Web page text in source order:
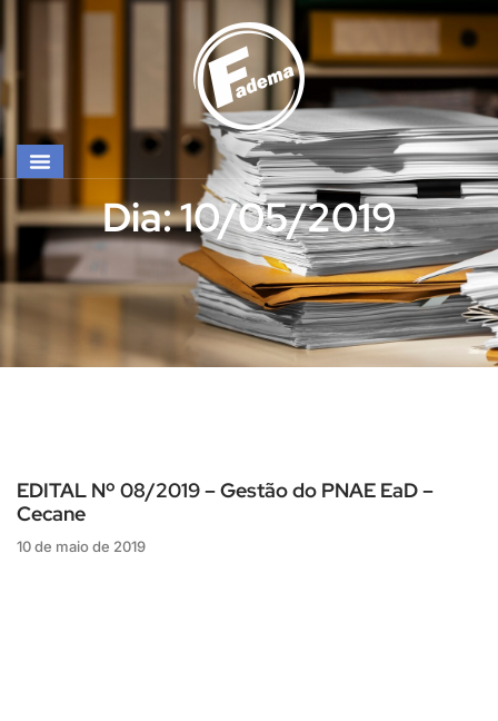
Dia: 10/05/2019
EDITAL Nº 08/2019 – Gestão do PNAE EaD –
Cecane
10 de maio de 2019